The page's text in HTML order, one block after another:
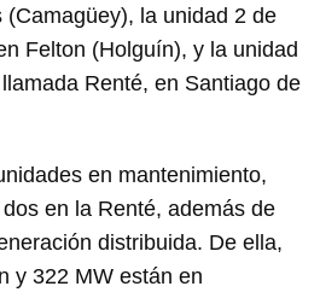
la unidad 2 de
Felton (Holguín), y la unidad
Renté, en Santiago de
en mantenimiento,
en la Renté, además de
distribuida. De ella,
y 322 MW están en